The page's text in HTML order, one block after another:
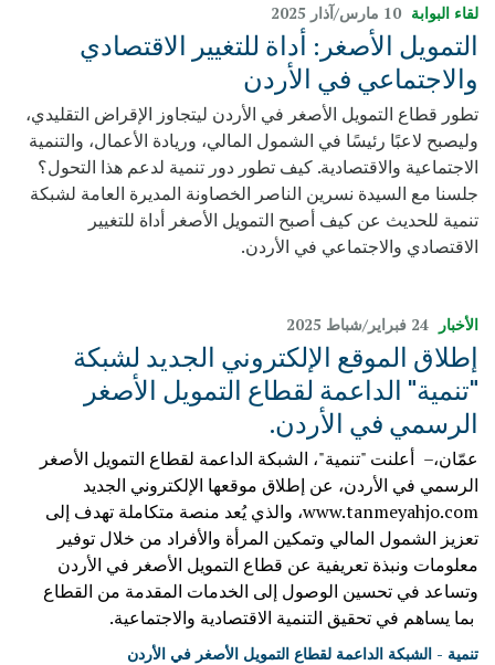
لقاء البوابة 10 مارس/آذار 2025
التمويل الأصغر: أداة للتغيير الاقتصادي
والاجتماعي في الأردن
تطور قطاع التمويل الأصغر في الأردن ليتجاوز الإقراض التقليدي،
وليصبح لاعبًا رئيسًا في الشمول المالي، وريادة الأعمال، والتنمية
الاجتماعية والاقتصادية. كيف تطور دور تنمية لدعم هذا التحول؟
جلسنا مع السيدة نسرين الناصر الخصاونة المديرة العامة لشبكة
تنمية للحديث عن كيف أصبح التمويل الأصغر أداة للتغيير
الاقتصادي والاجتماعي في الأردن.
الأخبار 24 فبراير/شباط 2025
إطلاق الموقع الإلكتروني الجديد لشبكة
"تنمية" الداعمة لقطاع التمويل الأصغر
الرسمي في الأردن.
عمّان،– أعلنت "تنمية"، الشبكة الداعمة لقطاع التمويل الأصغر
الرسمي في الأردن، عن إطلاق موقعها الإلكتروني الجديد
www.tanmeyahjo.com، والذي يُعد منصة متكاملة تهدف إلى
تعزيز الشمول المالي وتمكين المرأة والأفراد من خلال توفير
معلومات ونبذة تعريفية عن قطاع التمويل الأصغر في الأردن
وتساعد في تحسين الوصول إلى الخدمات المقدمة من القطاع
بما يساهم في تحقيق التنمية الاقتصادية والاجتماعية.
تنمية - الشبكة الداعمة لقطاع التمويل الأصغر في الأردن